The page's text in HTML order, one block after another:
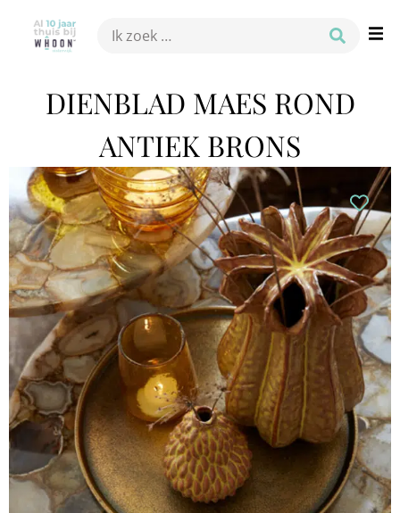
DIENBLAD MAES ROND
ANTIEK BRONS